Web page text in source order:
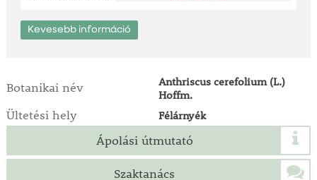
Kevesebb információ
Botanikai név
Anthriscus cerefolium (L.)
Hoffm.
Ültetési hely Félárnyék
Ápolási útmutató
Szaktanács